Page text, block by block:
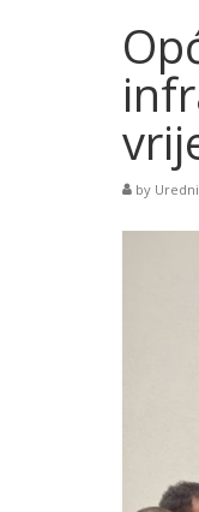
by